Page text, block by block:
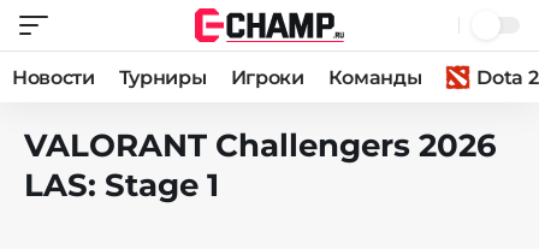
Новости Турниры Игроки Команды Dota 2
VALORANT Challengers 2026
LAS: Stage 1